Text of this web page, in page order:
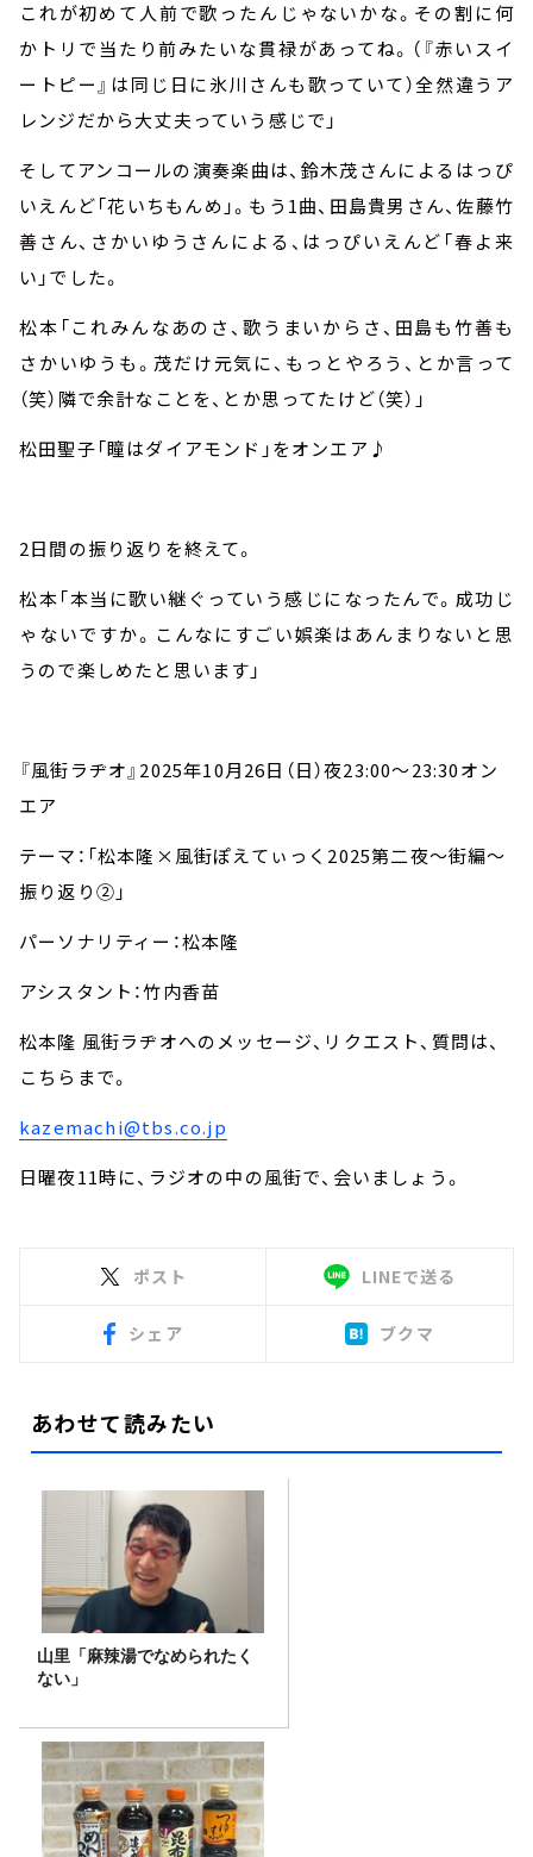
これが初めて人前で歌ったんじゃないかな。その割に何
かトリで当たり前みたいな貫禄があってね。（『赤いスイ
ートピー』は同じ日に氷川さんも歌っていて）全然違うア
レンジだから大丈夫っていう感じで」
そしてアンコールの演奏楽曲は、鈴木茂さんによるはっぴ
いえんど「花いちもんめ」。もう 1曲、田島貴男さん、佐藤竹
善さん、さかいゆうさんによる、はっぴいえんど「春よ来
い」でした。
松本「これみんなあのさ、歌うまいからさ、田島も竹善も
さかいゆうも。茂だけ元気に、もっとやろう、とか言って
（笑）隣で余計なことを、とか思ってたけど（笑）」
松田聖子「瞳はダイアモンド」をオンエア♪
2日間の振り返りを終えて。
松本「本当に歌い継ぐっていう感じになったんで。成功じ
ゃないですか。こんなにすごい娯楽はあんまりないと思
うので楽しめたと思います」
『風街ラヂオ』 2025年10月26日（日）夜23:00～23:30オン
エア
テーマ：「松本隆×風街ぽえてぃっく 2025第二夜～街編～
振り返り② 」
パーソナリティー：松本隆
アシスタント：竹内香苗
松本隆 風街ラヂオへのメッセージ、リクエスト、質問は、
こちらまで。
kazemachi@tbs.co.jp
日曜夜11時に、ラジオの中の風街で、会いましょう。
ポスト LINEで送る
シェア ブクマ
あわせて読みたい
山里「麻辣湯でなめられたく
ない」